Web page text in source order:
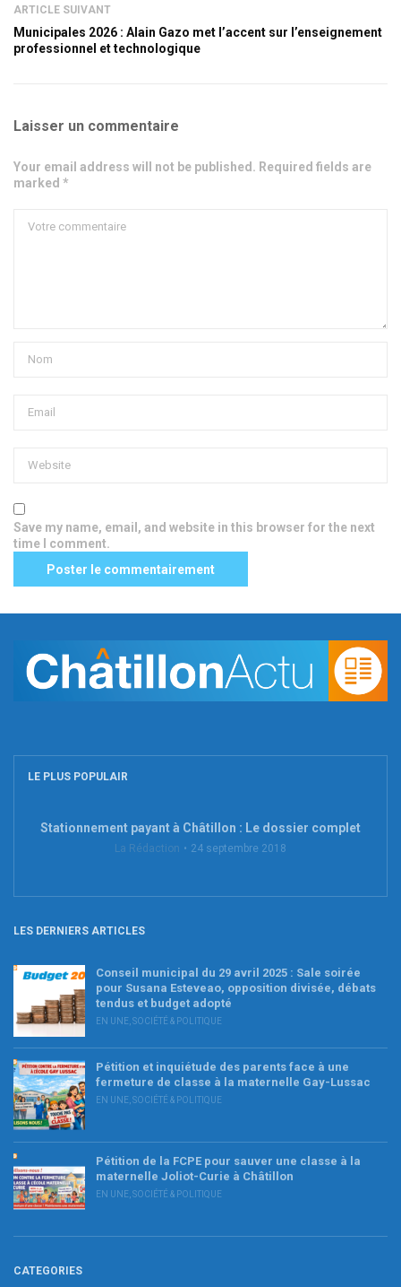
ARTICLE SUIVANT
Municipales 2026 : Alain Gazo met l’accent sur l’enseignement
professionnel et technologique
Laisser un commentaire
Your email address will not be published. Required fields are
marked *
Save my name, email, and website in this browser for the next
time I comment.
LE PLUS POPULAIR
Stationnement payant à Châtillon : Le dossier complet
La Rédaction 24 septembre 2018
LES DERNIERS ARTICLES
Conseil municipal du 29 avril 2025 : Sale soirée
pour Susana Esteveao, opposition divisée, débats
tendus et budget adopté
EN UNE SOCIÉTÉ & POLITIQUE
Pétition et inquiétude des parents face à une
fermeture de classe à la maternelle Gay-Lussac
EN UNE SOCIÉTÉ & POLITIQUE
Pétition de la FCPE pour sauver une classe à la
maternelle Joliot-Curie à Châtillon
EN UNE SOCIÉTÉ & POLITIQUE
CATEGORIES